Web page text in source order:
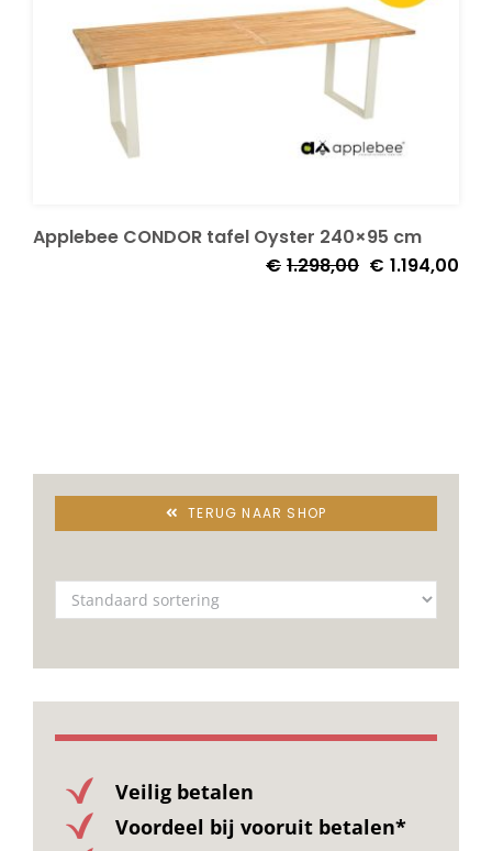
Onze merken
Applebee CONDOR tafel Oyster 240×95 cm
€ 1.298,00 Oorspronkelijke
€ 1.194,00
TERUG NAAR SHOP
Veilig betalen
Voordeel bij vooruit betalen*